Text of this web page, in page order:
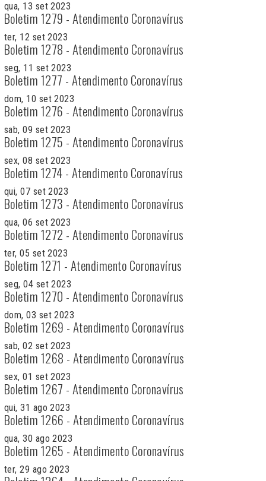
qua, 13 set 2023
Boletim 1279 - Atendimento Coronavírus
ter, 12 set 2023
Boletim 1278 - Atendimento Coronavírus
seg, 11 set 2023
Boletim 1277 - Atendimento Coronavírus
dom, 10 set 2023
Boletim 1276 - Atendimento Coronavírus
sab, 09 set 2023
Boletim 1275 - Atendimento Coronavírus
sex, 08 set 2023
Boletim 1274 - Atendimento Coronavírus
qui, 07 set 2023
Boletim 1273 - Atendimento Coronavírus
qua, 06 set 2023
Boletim 1272 - Atendimento Coronavírus
ter, 05 set 2023
Boletim 1271 - Atendimento Coronavírus
seg, 04 set 2023
Boletim 1270 - Atendimento Coronavírus
dom, 03 set 2023
Boletim 1269 - Atendimento Coronavírus
sab, 02 set 2023
Boletim 1268 - Atendimento Coronavírus
sex, 01 set 2023
Boletim 1267 - Atendimento Coronavírus
qui, 31 ago 2023
Boletim 1266 - Atendimento Coronavírus
qua, 30 ago 2023
Boletim 1265 - Atendimento Coronavírus
ter, 29 ago 2023